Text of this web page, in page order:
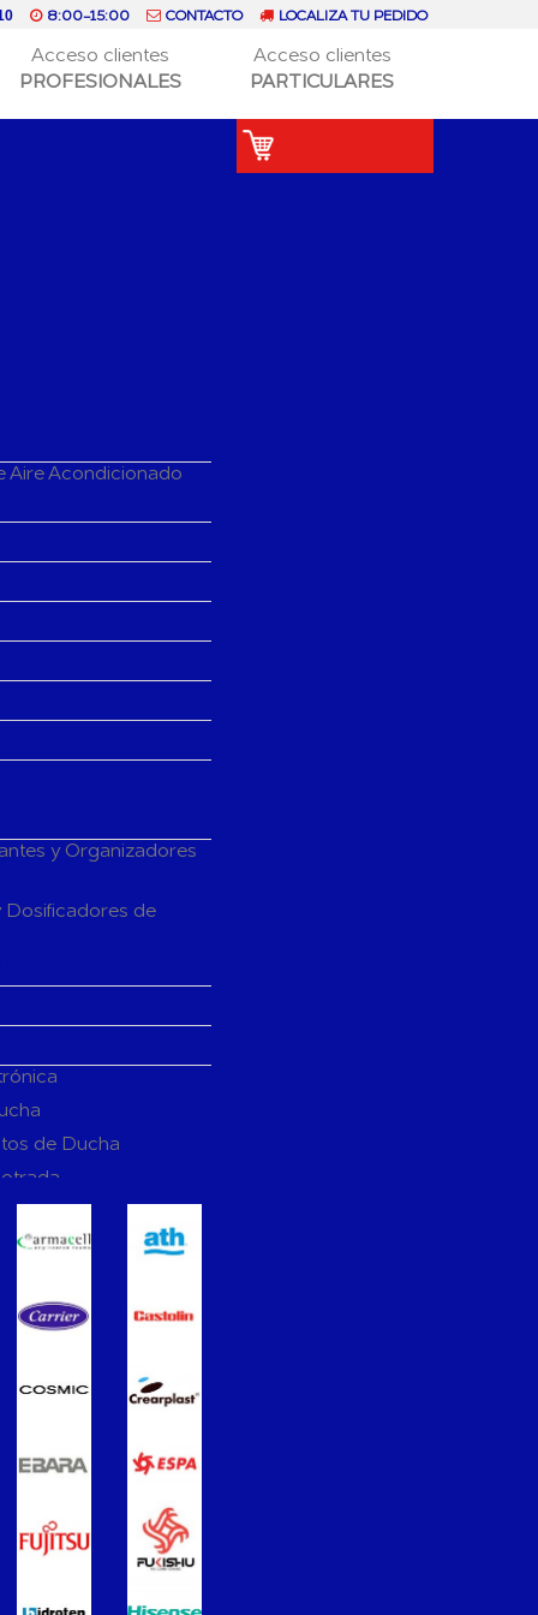
8:00-15:00 CONTACTO LOCALIZA TU PEDIDO
Acceso clientes
PROFESIONALES
Acceso clientes
PARTICULARES
Aire Acondicionado
y Organizadores
de
de Ducha